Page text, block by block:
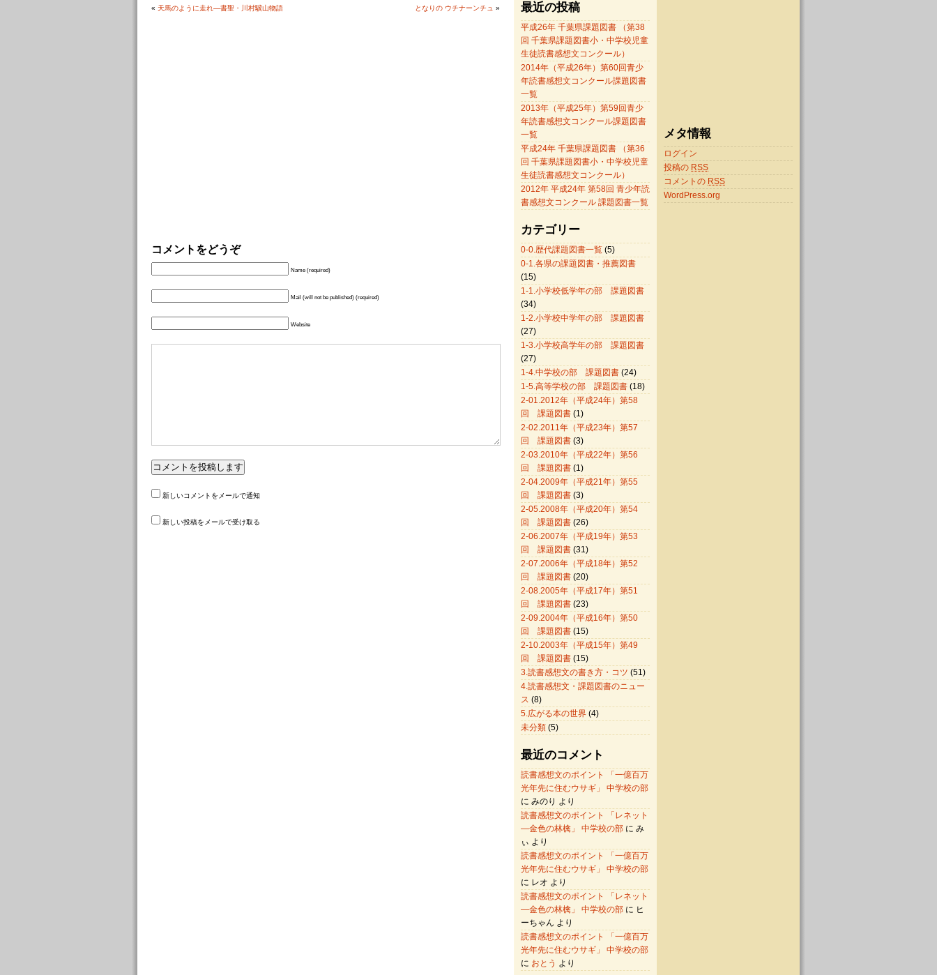
« 天馬のように走れ―書聖・川村驥山物語 となりの ウチナーンチュ »
コメントをどうぞ
Name (required)
Mail (will not be published) (required)
Website
新しいコメントをメールで通知
新しい投稿をメールで受け取る
最近の投稿
平成26年 千葉県課題図書 （第38
回 千葉県課題図書小・中学校児童
生徒読書感想文コンクール）
2014年（平成26年）第60回青少
年読書感想文コンクール課題図書
一覧
2013年（平成25年）第59回青少
年読書感想文コンクール課題図書
一覧
平成24年 千葉県課題図書 （第36
回 千葉県課題図書小・中学校児童
生徒読書感想文コンクール）
2012年 平成24年 第58回 青少年読
書感想文コンクール 課題図書一覧
カテゴリー
0-0.歴代課題図書一覧 (5)
0-1.各県の課題図書・推薦図書
(15)
1-1.小学校低学年の部 課題図書
(34)
1-2.小学校中学年の部 課題図書
(27)
1-3.小学校高学年の部 課題図書
(27)
1-4.中学校の部 課題図書 (24)
1-5.高等学校の部 課題図書 (18)
2-01.2012年（平成24年）第58
回 課題図書 (1)
2-02.2011年（平成23年）第57
回 課題図書 (3)
2-03.2010年（平成22年）第56
回 課題図書 (1)
2-04.2009年（平成21年）第55
回 課題図書 (3)
2-05.2008年（平成20年）第54
回 課題図書 (26)
2-06.2007年（平成19年）第53
回 課題図書 (31)
2-07.2006年（平成18年）第52
回 課題図書 (20)
2-08.2005年（平成17年）第51
回 課題図書 (23)
2-09.2004年（平成16年）第50
回 課題図書 (15)
2-10.2003年（平成15年）第49
回 課題図書 (15)
3.読書感想文の書き方・コツ (51)
4.読書感想文・課題図書のニュー
ス (8)
5.広がる本の世界 (4)
未分類 (5)
最近のコメント
読書感想文のポイント 「一億百万
光年先に住むウサギ」 中学校の部
に みのり より
読書感想文のポイント 「レネット
―金色の林檎」 中学校の部 に み
ぃ より
読書感想文のポイント 「一億百万
光年先に住むウサギ」 中学校の部
に レオ より
読書感想文のポイント 「レネット
―金色の林檎」 中学校の部 に ヒ
ーちゃん より
読書感想文のポイント 「一億百万
光年先に住むウサギ」 中学校の部
に おとう より
メタ情報
ログイン
投稿の RSS
コメントの RSS
WordPress.org